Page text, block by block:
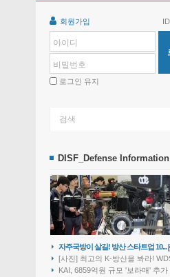
회원가입
아이디
비밀번호
로그인 유지
DISF_Defense Information
자주국방이 살길! 방산 스타트업 10...
[사진] 최고의 K-방산을 봐라!
KAI, 6859억원 규모 '보라매' 추가
Sketchbook5, 스
Sketchbook5, 스